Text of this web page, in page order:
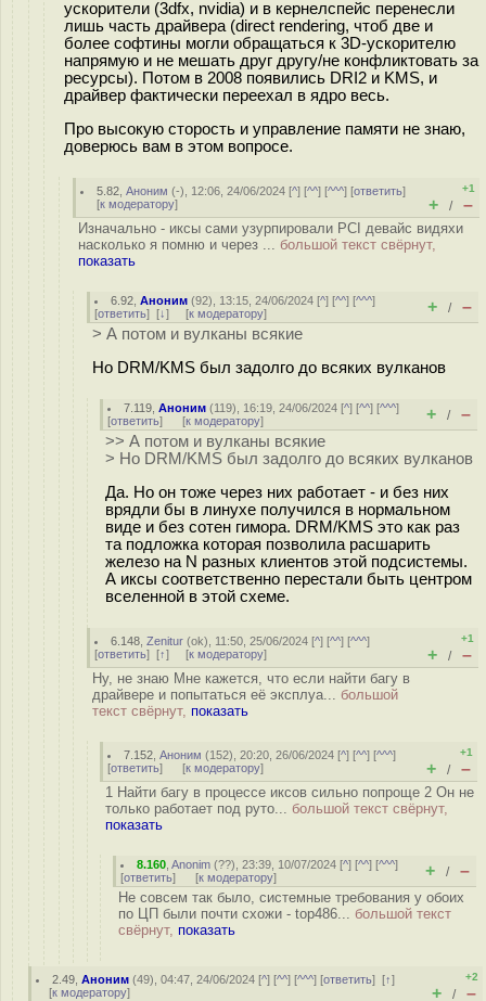
ускорители (3dfx, nvidia) и в кернелспейс перенесли
лишь часть драйвера (direct rendering, чтоб две и
более софтины могли обращаться к 3D-ускорителю
напрямую и не мешать друг другу/не конфликтовать за
ресурсы). Потом в 2008 появились DRI2 и KMS, и
драйвер фактически переехал в ядро весь.
Про высокую сторость и управление памяти не знаю,
доверюсь вам в этом вопросе.
5.82 ,Аноним (-), 12:06, 24/06/2024 [^] [^^] [^^^] [ответить]
[к модератору]
+1
+ / –
Изначально - иксы сами узурпировали PCI девайс видяхи
насколько я помню и через ... большой текст свёрнут,
показать
6.92 ,Аноним (92), 13:15, 24/06/2024 [^] [^^] [^^^]
[ответить] [↓] [к модератору] + / –
> А потом и вулканы всякие
Но DRM/KMS был задолго до всяких вулканов
7.119 ,Аноним (119), 16:19, 24/06/2024 [^] [^^] [^^^]
[ответить] [к модератору] + / –
>> А потом и вулканы всякие
> Но DRM/KMS был задолго до всяких вулканов
Да. Но он тоже через них работает - и без них
врядли бы в линухе получился в нормальном
виде и без сотен гимора. DRM/KMS это как раз
та подложка которая позволила расшарить
железо на N разных клиентов этой подсистемы.
А иксы соответственно перестали быть центром
вселенной в этой схеме.
6.148 ,Zenitur (ok), 11:50, 25/06/2024 [^] [^^] [^^^]
[ответить] [↑] [к модератору]
+1
+ / –
Ну, не знаю Мне кажется, что если найти багу в
драйвере и попытаться её эксплуа... большой
текст свёрнут, показать
7.152 ,Аноним (152), 20:20, 26/06/2024 [^] [^^] [^^^]
[ответить] [к модератору]
+1
+ / –
1 Найти багу в процессе иксов сильно попроще 2 Он не
только работает под руто... большой текст свёрнут,
показать
8.160 ,Anonim (??), 23:39, 10/07/2024 [^] [^^] [^^^]
[ответить] [к модератору] + / –
Не совсем так было, системные требования у обоих
по ЦП были почти схожи - top486... большой текст
свёрнут, показать
2.49 ,Аноним (49), 04:47, 24/06/2024 [^] [^^] [^^^] [ответить][↑]
[к модератору]
+2
+ / –